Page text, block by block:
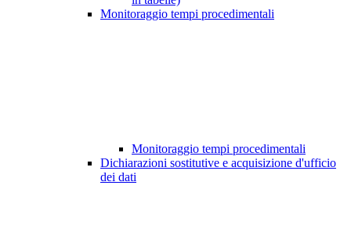
Monitoraggio tempi procedimentali
Monitoraggio tempi procedimentali
Dichiarazioni sostitutive e acquisizione d'ufficio
dei dati